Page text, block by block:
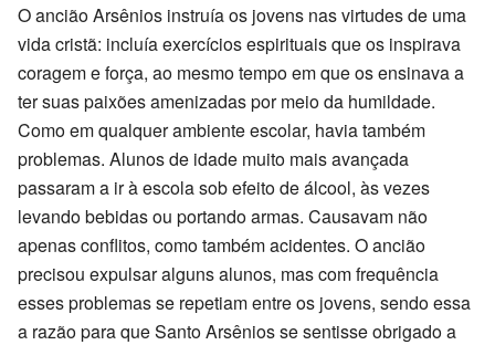
O ancião Arsênios instruía os jovens nas virtudes de uma
vida cristã: incluía exercícios espirituais que os inspirava
coragem e força, ao mesmo tempo em que os ensinava a
ter suas paixões amenizadas por meio da humildade.
Como em qualquer ambiente escolar, havia também
problemas. Alunos de idade muito mais avançada
passaram a ir à escola sob efeito de álcool, às vezes
levando bebidas ou portando armas. Causavam não
apenas conflitos, como também acidentes. O ancião
precisou expulsar alguns alunos, mas com frequência
esses problemas se repetiam entre os jovens, sendo essa
a razão para que Santo Arsênios se sentisse obrigado a